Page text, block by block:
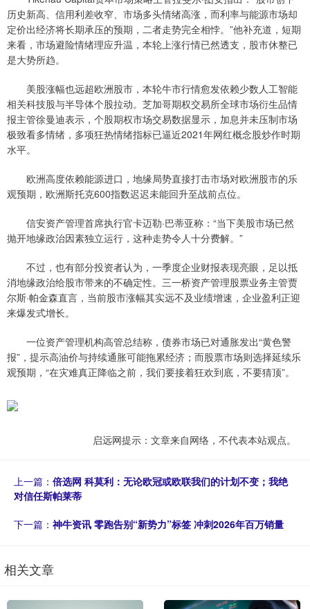
历史新高、信用利差收窄、市场多头情绪高涨，而利率与能源市场却
定价出经济将长期承压的预期，二者走势完全相悖。”他补充道，短期
来看，市场避险情绪理应升温，本轮上涨行情已然透支，股市休整已
是大势所趋。
美股涨幅也远超欧洲股市，本轮牛市行情愈发依赖少数人工智能
相关科技股与半导体个股拉动。芝加哥期权交易所全球市场衍生品情
报主管徐曼迪表示，个股期权市场交易数据显示，加息并未压制市场
极致看多情绪，多项狂热情绪指标已逼近2021年网红概念股炒作时期
水平。
欧洲高度依赖能源进口，地缘局势直接打击市场对欧洲股市的乐
观预期，欧洲斯托克600指数迟迟未能回升至战前点位。
信安资产管理首席执行官卡迈勒·巴蒂亚称：“当下美股市场已然
抛开地缘政治因素独立运行，这种走势令人十分费解。”
不过，也有部分投资者认为，一季度企业财报表现亮眼，足以抵
消地缘政治给股市带来的不确定性。三一桥资产管理股票业务主管贾
尔斯·帕金森直言，当前股市涨幅其实远不及业绩增速，企业盈利正迎
来爆发式增长。
一位资产管理机构高管总结称，债券市场已对通胀发出“黄色警
报”，提示高油价与持续通胀可能拖累经济；而股票市场则选择延续乐
观预期，“在灾难真正降临之前，我们要接着狂欢到底，不要猜顶”。
启远网提示：文章来自网络，不代表本站观点。
上一篇： 倍选网 科莫利：无论欧冠或欧联我们的计划不变；我绝
对信任斯帕莱蒂
下一篇： 神牛资讯 零跑告别“新势力”标签 冲刺2026年百万销量
相关文章